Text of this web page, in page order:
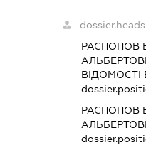
РАСПОПОВ
ВІДОМОСТІ
РАСПОПОВ